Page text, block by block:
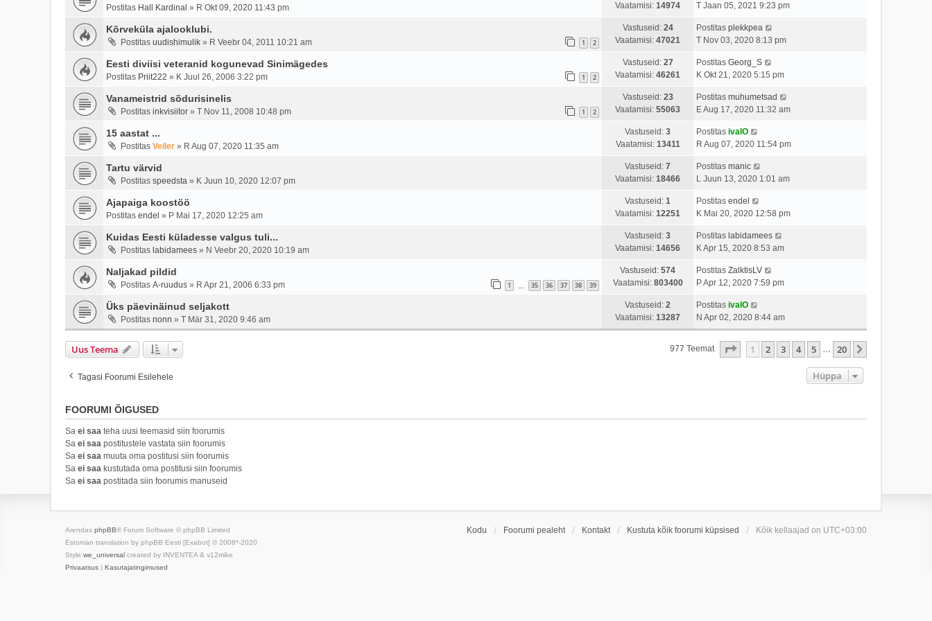
Postitas Hall Kardinal » R Okt 09, 2020 11:43 pm
Vaatamisi: 14974
T Jaan 05, 2021 9:23 pm
Kõrveküla ajalooklubi.
Postitas uudishimulik » R Veebr 04, 2011 10:21 am 1 2
Vastuseid: 24
Vaatamisi: 47021
Postitas plekkpea
T Nov 03, 2020 8:13 pm
Eesti diviisi veteranid kogunevad Sinimägedes
Postitas Priit222 » K Juul 26, 2006 3:22 pm 1 2
Vastuseid: 27
Vaatamisi: 46261
Postitas Georg_S
K Okt 21, 2020 5:15 pm
Vanameistrid sõdurisinelis
Postitas inkvisiitor » T Nov 11, 2008 10:48 pm 1 2
Vastuseid: 23
Vaatamisi: 55063
Postitas muhumetsad
E Aug 17, 2020 11:32 am
15 aastat ...
Postitas Veiler » R Aug 07, 2020 11:35 am
Vastuseid: 3
Vaatamisi: 13411
Postitas ivalO
R Aug 07, 2020 11:54 pm
Tartu värvid
Postitas speedsta » K Juun 10, 2020 12:07 pm
Vastuseid: 7
Vaatamisi: 18466
Postitas manic
L Juun 13, 2020 1:01 am
Ajapaiga koostöö
Postitas endel » P Mai 17, 2020 12:25 am
Vastuseid: 1
Vaatamisi: 12251
Postitas endel
K Mai 20, 2020 12:58 pm
Kuidas Eesti küladesse valgus tuli...
Postitas labidamees » N Veebr 20, 2020 10:19 am
Vastuseid: 3
Vaatamisi: 14656
Postitas labidamees
K Apr 15, 2020 8:53 am
Naljakad pildid
Postitas A-ruudus » R Apr 21, 2006 6:33 pm 1 35 36 37 38 39
Vastuseid: 574
Vaatamisi: 803400
Postitas ZalktisLV
P Apr 12, 2020 7:59 pm
Üks päevinäinud seljakott
Postitas nonn » T Mär 31, 2020 9:46 am
Vastuseid: 2
Vaatamisi: 13287
Postitas ivalO
N Apr 02, 2020 8:44 am
Uus Teema 977 Teemat . Leht20 -st
1 2 3 4 5 … 20
Tagasi Foorumi Esilehele Hüppa
FOORUMI ÕIGUSED
Sa ei saa teha uusi teemasid siin foorumis
Sa ei saa postitustele vastata siin foorumis
Sa ei saa muuta oma postitusi siin foorumis
Sa ei saa kustutada oma postitusi siin foorumis
Sa ei saa postitada siin foorumis manuseid
Kodu Foorumi pealeht Kontakt Kustuta kõik foorumi küpsised Kõik kellaajad on UTC+03:00
Arendas phpBB® Forum Software © phpBB Limited
Estonian translation by phpBB Eesti [Exabot] © 2008*-2020
Style we_universal created by INVENTEA & v12mike
Privaatsus | Kasutajatingimused